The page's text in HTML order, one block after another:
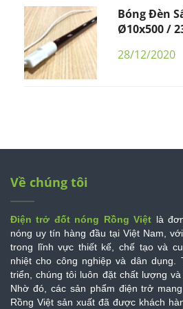
Bóng Đèn
Ø10x500 /
28/12/2020
Về chúng tôi
Điện trở đốt nóng Rồng Việt là
nóng uy tín hàng đầu tại Việt Nam,
trong lĩnh vực thiết kế, chế tạo và
nhiệt cho công nghiệp và dân dụng.
triển, chúng tôi luôn đặt chất lượng
Nhờ đó, các sản phẩm điện trở
Rồng Việt sản xuất đã được khách